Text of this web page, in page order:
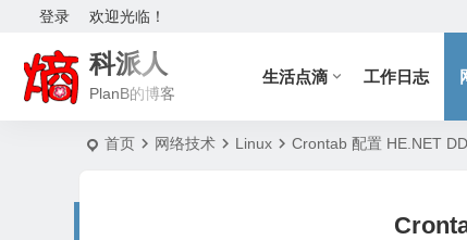
欢迎光临！
登录
科派人
PlanB的博客
生活点滴 工作日志
首页 网络技术 Linux Crontab 配置 HE.NET